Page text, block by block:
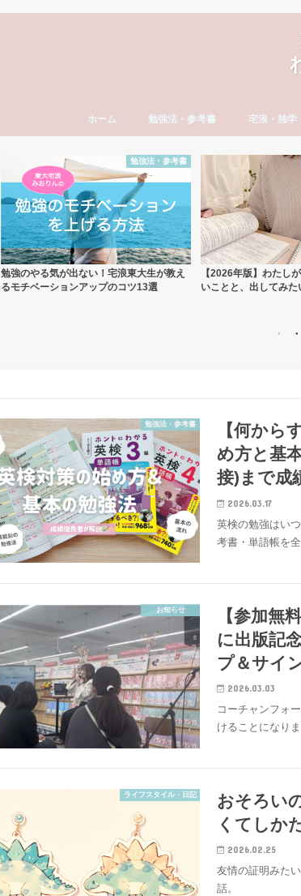
ホーム 勉強法・参考書 宅浪・独学
ライフスタイル・日記
【2026年版】わたしがこれからやってみた
いことと、出してみたいグッズ＆書籍
最強にかわいい勉強
ェクトBOOK』が発売
勉強法・参考書
【何から
め方と基
接)まで成
2026.03.17
英検の勉強はい
考書・単語帳を
お知らせ
【参加無
に出版記
プ＆サイ
2026.03.03
コーチャンフォ
けることになり
ライフスタイル・日記
おそろい
くてしか
2026.02.25
友情の証明みた
話。